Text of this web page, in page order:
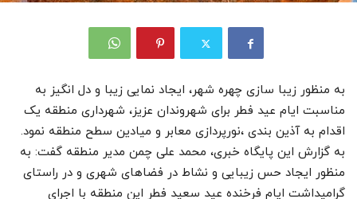
به منظور زیبا سازی چهره شهر، ایجاد نمایی زیبا و دل انگیز به
مناسبت ایام عید فطر برای شهروندان عزیز، شهرداری منطقه یک
اقدام به آذین بندی ،نورپردازی معابر و میادین سطح منطقه نمود.
به گزارش این پایگاه خبری، محمد علی چمن مدیر منطقه گفت: به
منظور ایجاد حس زیبایی و نشاط در فضاهای شهری و در راستای
گرامیداشت ایام فرخنده عید سعید فطر این منطقه با اجرای